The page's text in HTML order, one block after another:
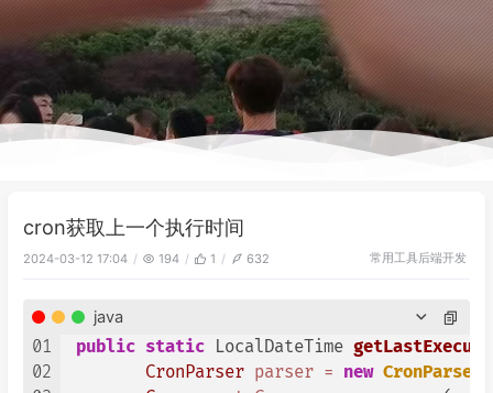
cron获取上一个执行时间
2024-03-12 17:04 194 1 632 常用工具后端开发
java
01
02
public static LocalDateTime
CronParser parser = new CronParser